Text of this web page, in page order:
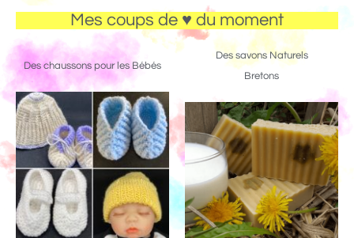
Mes coups de ♥ du moment
Des chaussons pour les Bébés
Des savons Naturels
Bretons